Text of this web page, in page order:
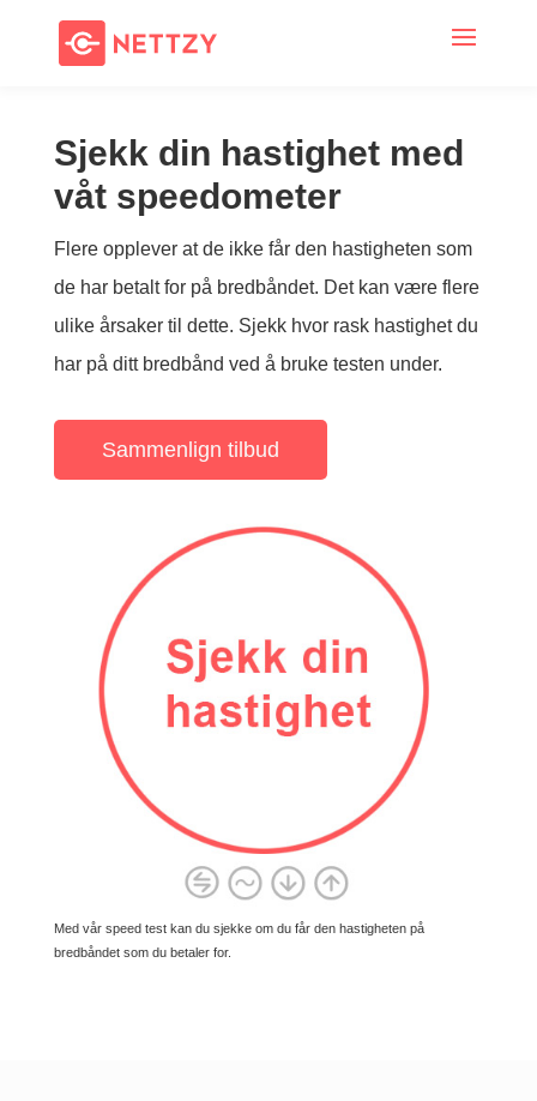
Sjekk din hastighet med
våt speedometer
Flere opplever at de ikke får den hastigheten som
de har betalt for på bredbåndet. Det kan være flere
ulike årsaker til dette. Sjekk hvor rask hastighet du
har på ditt bredbånd ved å bruke testen under.
Sammenlign tilbud
Med vår speed test kan du sjekke om du får den hastigheten på
bredbåndet som du betaler for.